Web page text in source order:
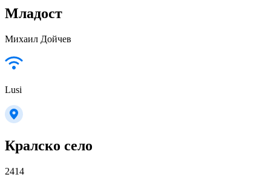
Младост
Михаил Дойчев
Lusi
Кралско село
2414